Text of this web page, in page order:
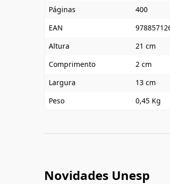
Páginas
400
EAN
Altura
21 cm
Comprimento
2 cm
Largura
13 cm
Peso
0,45 Kg
Novidades Unesp